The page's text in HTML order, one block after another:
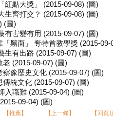
紅點大獎」 (2015-09-08) (圖)
生齊打交？ (2015-09-08) (圖)
(圖)
有害變有用 (2015-09-07) (圖)
黑面」 奪特首教學獎 (2015-09-
生有出路 (2015-09-07) (圖)
(2015-09-07) (圖)
豫歷史文化 (2015-09-07) (圖)
統文化 (2015-09-07) (圖)
入職難 (2015-09-04) (圖)
09-04) (圖)
【推薦】 【上一條】 【回頁